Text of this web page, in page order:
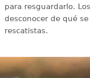
para resguardarlo.
desconocer de qué
rescatistas.